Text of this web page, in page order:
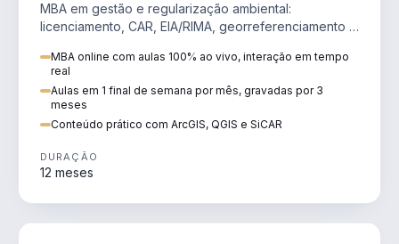
MBA em gestão e regularização ambiental:
licenciamento, CAR, EIA/RIMA, georreferenciamento e
MBA online com aulas 100% ao vivo, interação em tempo
real
Aulas em 1 final de semana por mês, gravadas por 3
meses
Conteúdo prático com ArcGIS, QGIS e SiCAR
DURAÇÃO
12 meses